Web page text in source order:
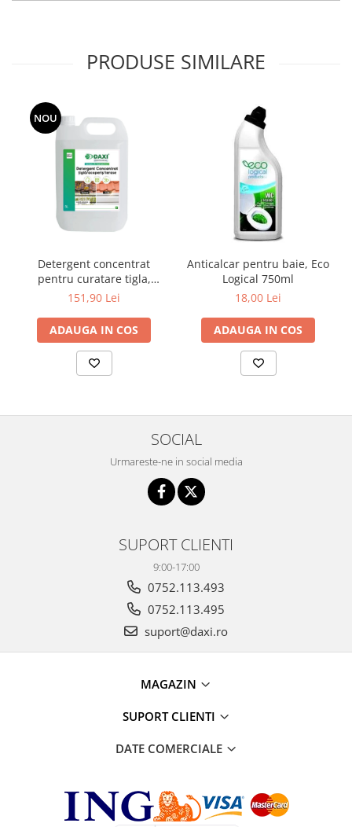
PRODUSE SIMILARE
NOU
Detergent concentrat
pentru curatare tigla,
acoperis si terase, 5 L
151,90 Lei
ADAUGA IN COS
Anticalcar pentru baie, Eco
Logical 750ml
18,00 Lei
ADAUGA IN COS
SOCIAL
Urmareste-ne in social media
SUPORT CLIENTI
9:00-17:00
0752.113.493
0752.113.495
suport@daxi.ro
MAGAZIN
SUPORT CLIENTI
DATE COMERCIALE